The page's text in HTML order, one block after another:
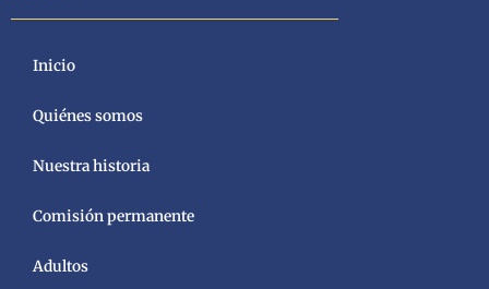
Inicio
Quiénes somos
Nuestra historia
Comisión permanente
Adultos